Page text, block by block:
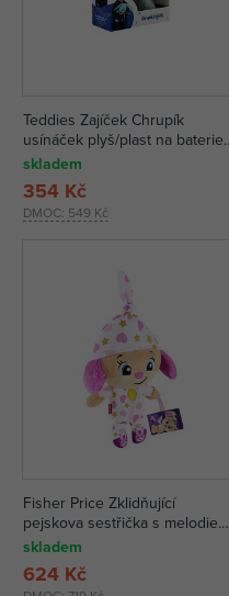
Teddies Zajíček Chrupík
usínáček plyš/plast na baterie
zvuk/světlo
skladem
DMOC: 549 Kč
354 Kč
Fisher Price Zklidňující
pejskova sestřička s melodiemi
SK
skladem
624 Kč